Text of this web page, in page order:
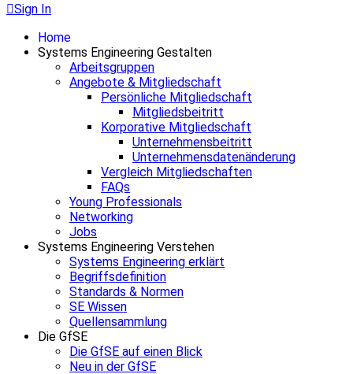
Sign In
Home
Systems Engineering Gestalten
Arbeitsgruppen
Angebote & Mitgliedschaft
Persönliche Mitgliedschaft
Mitgliedsbeitritt
Korporative Mitgliedschaft
Unternehmensbeitritt
Unternehmensdatenänderung
Vergleich Mitgliedschaften
FAQs
Young Professionals
Networking
Jobs
Systems Engineering Verstehen
Systems Engineering erklärt
Begriffsdefinition
Standards & Normen
SE Wissen
Quellensammlung
Die GfSE
Die GfSE auf einen Blick
Neu in der GfSE